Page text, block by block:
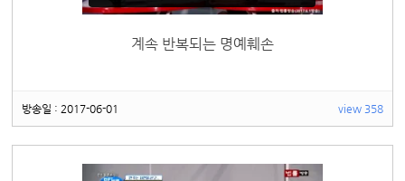
계속 반복되는 명예훼손
방송일 : 2017-06-01 view 358